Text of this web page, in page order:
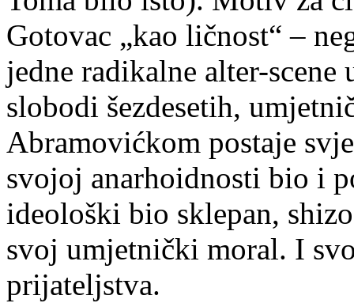
Gotovac „kao ličnost“ –
jedne radikalne alter-scene
slobodi šezdesetih,
Abramovićkom postaje
svojoj anarhoidnosti bio i
ideološki bio sklepan,
svoj umjetnički moral. I
prijateljstva.